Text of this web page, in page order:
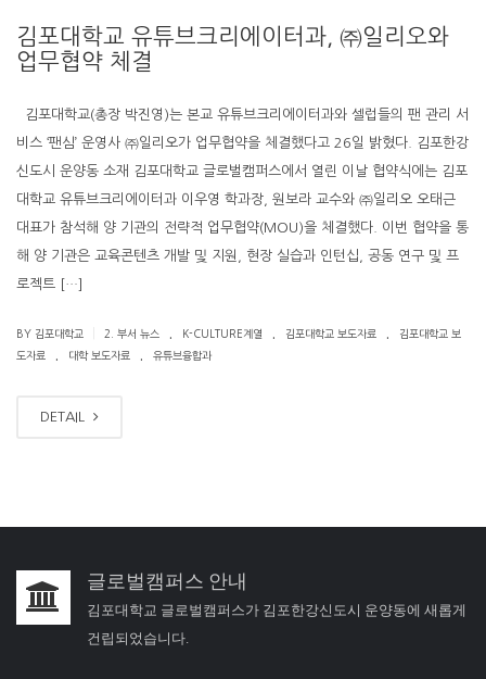
김포대학교 유튜브크리에이터과, ㈜일리오와
업무협약 체결
김포대학교(총장 박진영)는 본교 유튜브크리에이터과와 셀럽들의 팬 관리 서
비스 ‘팬심’ 운영사 ㈜일리오가 업무협약을 체결했다고 26일 밝혔다. 김포한강
신도시 운양동 소재 김포대학교 글로벌캠퍼스에서 열린 이날 협약식에는 김포
대학교 유튜브크리에이터과 이우영 학과장, 원보라 교수와 ㈜일리오 오태근
대표가 참석해 양 기관의 전략적 업무협약(MOU)을 체결했다. 이번 협약을 통
해 양 기관은 교육콘텐츠 개발 및 지원, 현장 실습과 인턴십, 공동 연구 및 프
로젝트 […]
BY 김포대학교 2. 부서 뉴스 K-CULTURE계열 김포대학교 보도자료
김포대학교 보
도자료
대학 보도자료 유튜브융합과
DETAIL
글로벌캠퍼스 안내
김포대학교 글로벌캠퍼스가 김포한강신도시 운양동에 새롭게
건립되었습니다.